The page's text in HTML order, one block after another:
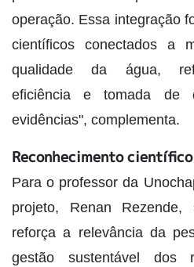
operação. Essa integração
científicos conectados a
qualidade da água,
eficiência e tomada de
evidências", complementa.
Reconhecimento científico
Para o professor da
projeto, Renan
reforça a relevância da
gestão sustentável dos